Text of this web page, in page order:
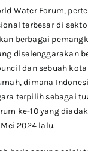
Water Forum,
terbesar di
berbagai
diselenggarakan
dan sebuah
dimana
terpilih sebagai
ke-10 yang
2024 lalu.